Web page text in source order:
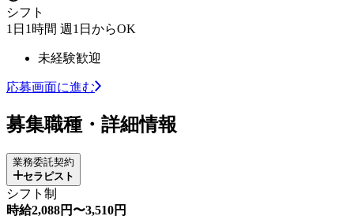
シフト
1日1時間 週1日からOK
未経験歓迎
応募画面に進む
募集職種・詳細情報
業務委託契約
セラピスト
シフト制
時給2,088円〜3,510円